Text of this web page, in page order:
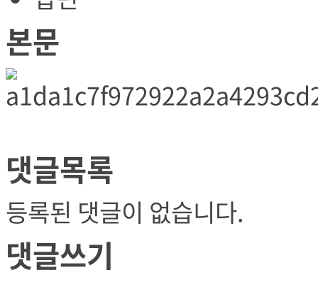
본문
댓글목록
등록된 댓글이 없습니다.
댓글쓰기